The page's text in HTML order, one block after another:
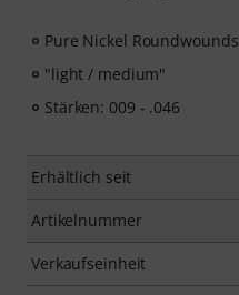
Pure Nickel Roundwounds
"light / medium"
Stärken: 009 - .046
Erhältlich seit
Artikelnummer
Verkaufseinheit